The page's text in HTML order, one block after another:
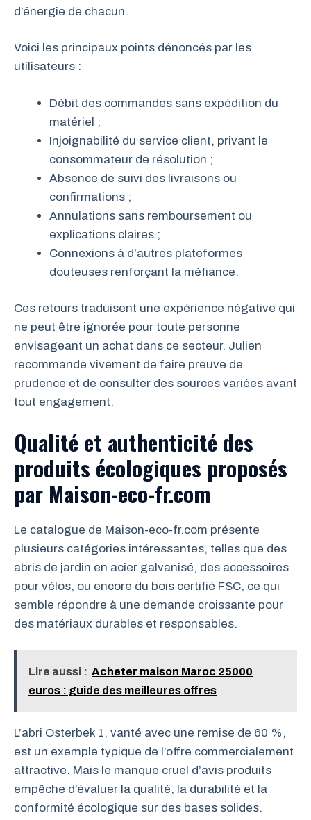
d’énergie de chacun.
Voici les principaux points dénoncés par les
utilisateurs :
Débit des commandes sans expédition du
matériel ;
Injoignabilité du service client, privant le
consommateur de résolution ;
Absence de suivi des livraisons ou
confirmations ;
Annulations sans remboursement ou
explications claires ;
Connexions à d’autres plateformes
douteuses renforçant la méfiance.
Ces retours traduisent une expérience négative qui
ne peut être ignorée pour toute personne
envisageant un achat dans ce secteur. Julien
recommande vivement de faire preuve de
prudence et de consulter des sources variées avant
tout engagement.
Qualité et authenticité des
produits écologiques proposés
par Maison-eco-fr.com
Le catalogue de Maison-eco-fr.com présente
plusieurs catégories intéressantes, telles que des
abris de jardin en acier galvanisé, des accessoires
pour vélos, ou encore du bois certifié FSC, ce qui
semble répondre à une demande croissante pour
des matériaux durables et responsables.
Lire aussi : Acheter maison Maroc 25000
euros : guide des meilleures offres
L’abri Osterbek 1, vanté avec une remise de 60 %,
est un exemple typique de l’offre commercialement
attractive. Mais le manque cruel d’avis produits
empêche d’évaluer la qualité, la durabilité et la
conformité écologique sur des bases solides.